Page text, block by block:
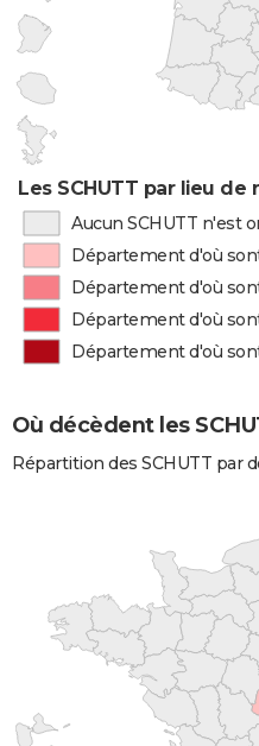
Les SCHUTT par lieu de
Aucun SCHUTT n'est
Département d'où
Département d'où
Département d'où
Département d'où
Où décèdent les
Répartition des SCHUTT par